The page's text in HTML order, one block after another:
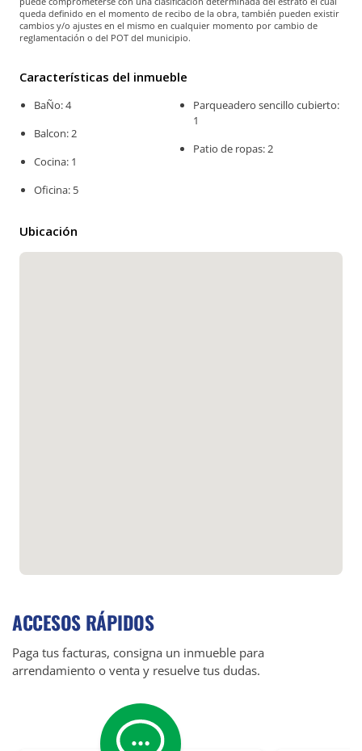
queda definido en el momento de recibo de la obra, también pueden existir
cambios y/o ajustes en el mismo en cualquier momento por cambio de
reglamentación o del POT del municipio.
Características del inmueble
BaÑo: 4
Balcon: 2
Cocina: 1
Oficina: 5
Parqueadero sencillo cubierto:
1
Patio de ropas: 2
Ubicación
ACCESOS RÁPIDOS
Paga tus facturas, consigna un inmueble para
arrendamiento o venta y resuelve tus dudas.